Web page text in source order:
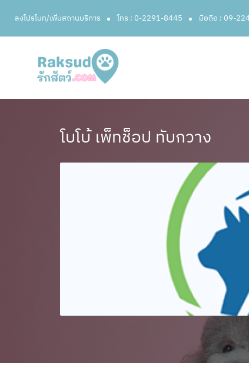
ลงโปรโมท/เพิ่มสถานบริการ โทร : 0-2291-8445 มือถือ : 09-
โบโบ้ เพ็ทช็อป ทับกวาง